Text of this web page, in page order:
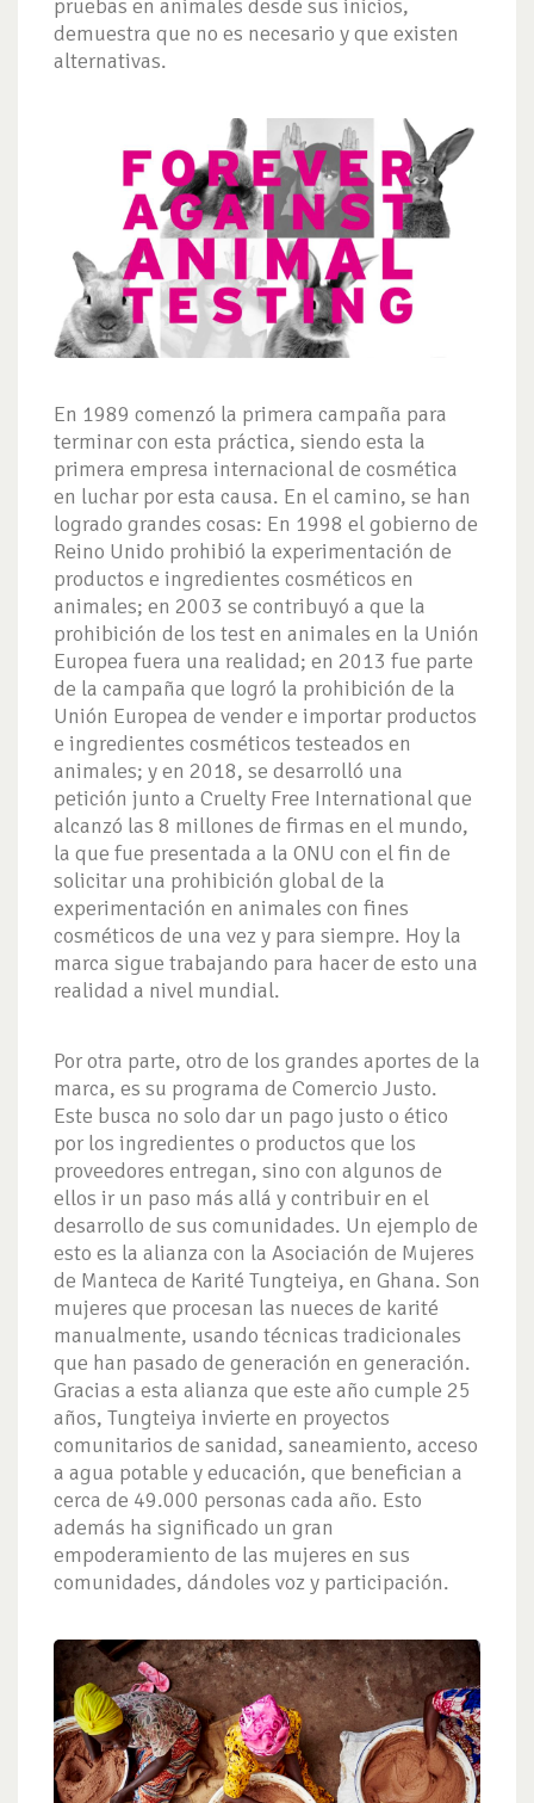
pruebas en animales desde sus inicios,
demuestra que no es necesario y que existen
alternativas.
En 1989 comenzó la primera campaña para
terminar con esta práctica, siendo esta la
primera empresa internacional de cosmética
en luchar por esta causa. En el camino, se han
logrado grandes cosas: En 1998 el gobierno de
Reino Unido prohibió la experimentación de
productos e ingredientes cosméticos en
animales; en 2003 se contribuyó a que la
prohibición de los test en animales en la Unión
Europea fuera una realidad; en 2013 fue parte
de la campaña que logró la prohibición de la
Unión Europea de vender e importar productos
e ingredientes cosméticos testeados en
animales; y en 2018, se desarrolló una
petición junto a Cruelty Free International que
alcanzó las 8 millones de firmas en el mundo,
la que fue presentada a la ONU con el fin de
solicitar una prohibición global de la
experimentación en animales con fines
cosméticos de una vez y para siempre. Hoy la
marca sigue trabajando para hacer de esto una
realidad a nivel mundial.
Por otra parte, otro de los grandes aportes de la
marca, es su programa de Comercio Justo.
Este busca no solo dar un pago justo o ético
por los ingredientes o productos que los
proveedores entregan, sino con algunos de
ellos ir un paso más allá y contribuir en el
desarrollo de sus comunidades. Un ejemplo de
esto es la alianza con la Asociación de Mujeres
de Manteca de Karité Tungteiya, en Ghana. Son
mujeres que procesan las nueces de karité
manualmente, usando técnicas tradicionales
que han pasado de generación en generación.
Gracias a esta alianza que este año cumple 25
años, Tungteiya invierte en proyectos
comunitarios de sanidad, saneamiento, acceso
a agua potable y educación, que benefician a
cerca de 49.000 personas cada año. Esto
además ha significado un gran
empoderamiento de las mujeres en sus
comunidades, dándoles voz y participación.